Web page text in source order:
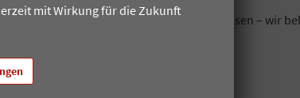
oder Ihr Fahrzeug bei uns warten lassen – wir
zu Ihrem Geburtstag.
mit Wirkung für die Zukunft